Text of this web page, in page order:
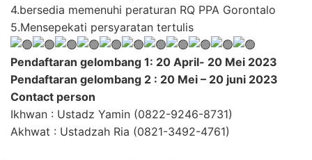
4.bersedia memenuhi peraturan RQ PPA Gorontalo
5.Mensepekati persyaratan tertulis
Pendaftaran gelombang 1: 20 April- 20 Mei 2023
Pendaftaran gelombang 2 : 20 Mei – 20 juni 2023
Contact person
Ikhwan : Ustadz Yamin (0822-9246-8731)
Akhwat : Ustadzah Ria (0821-3492-4761)